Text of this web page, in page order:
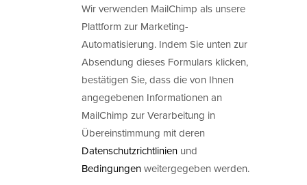
Wir verwenden MailChimp als unsere
Plattform zur Marketing-
Automatisierung. Indem Sie unten zur
Absendung dieses Formulars klicken,
bestätigen Sie, dass die von Ihnen
angegebenen Informationen an
MailChimp zur Verarbeitung in
Übereinstimmung mit deren
Datenschutzrichtlinien und
Bedingungenweitergegeben werden.